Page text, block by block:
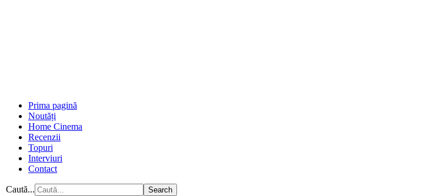
Prima pagină
Noutăți
Home Cinema
Recenzii
Topuri
Interviuri
Contact
Caută...